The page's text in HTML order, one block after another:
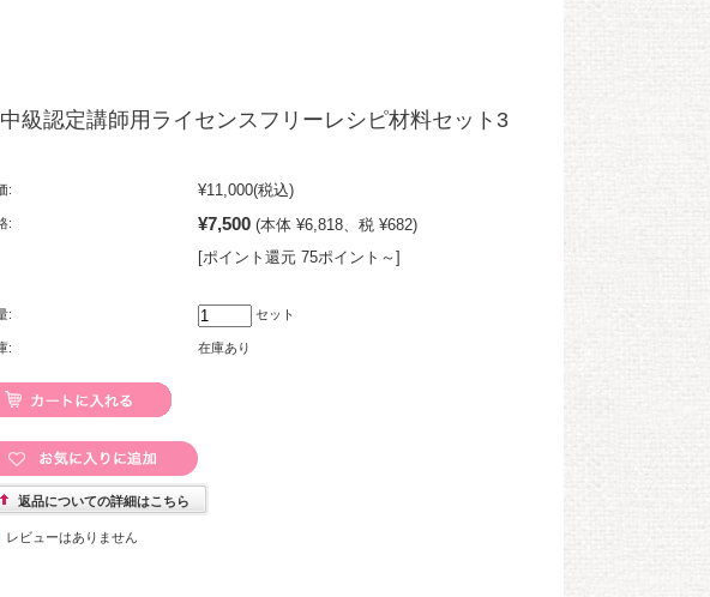
中級認定講師用ライセンスフリーレシピ材料セット3
: ¥11,000(税込)
: ¥7,500 (本体 ¥6,818、税 ¥682)
[ポイント還元 75ポイント～]
: セット
: 在庫あり
返品についての詳細はこちら
レビューはありません